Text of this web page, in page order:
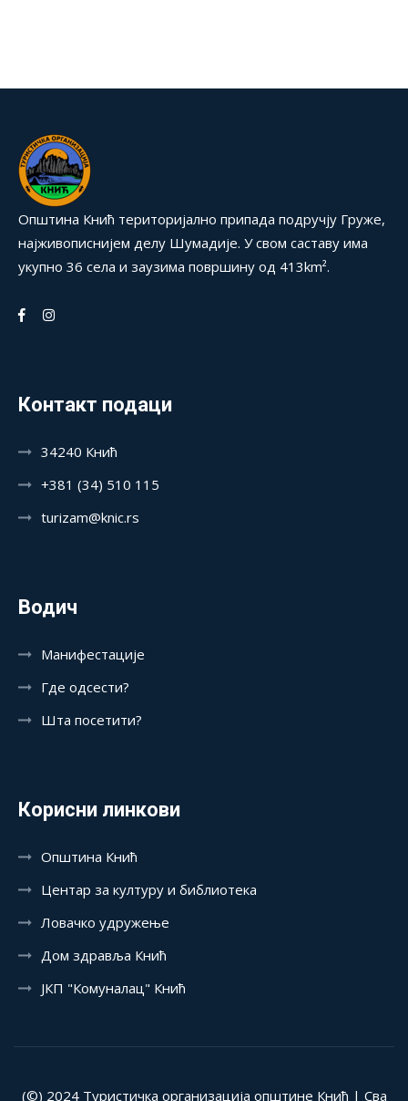
Општина Кнић територијално припада подручју Груже,
најживописнијем делу Шумадије. У свом саставу има
укупно 36 села и заузима површину од 413km².
Контакт подаци
34240 Кнић
+381 (34) 510 115
turizam@knic.rs
Водич
Манифестације
Где одсести?
Шта посетити?
Корисни линкови
Општина Кнић
Центар за културу и библиотека
Ловачко удружење
Дом здравља Кнић
ЈКП "Комуналац" Кнић
(©) 2024 Туристичка организација општине Кнић | Сва